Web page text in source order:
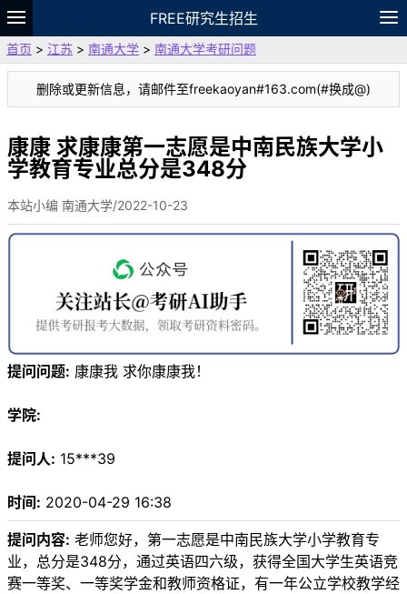
FREE研究生招生
题库
故事 专题 APP 笔记
VIP
资料
首页 > 江苏 > 南通大学 > 南通大学考研问题
删除或更新信息，请邮件至freekaoyan#163.com(#换成@)
康康 求康康第一志愿是中南民族大学小
学教育专业总分是348分
本站小编 南通大学/2022-10-23
提问问题: 康康我 求你康康我！
学院:
提问人: 15***39
时间: 2020-04-29 16:38
提问内容: 老师您好，第一志愿是中南民族大学小学教育专
业，总分是348分，通过英语四六级，获得全国大学生英语竞
赛一等奖、一等奖学金和教师资格证，有一年公立学校教学经